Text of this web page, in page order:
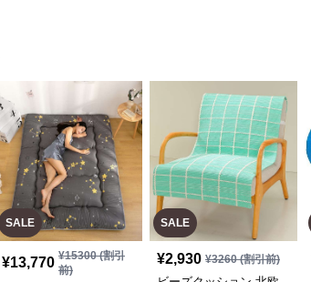
SALE
¥13,770 ¥15300(割引
前)
SALE
¥2,930 ¥3260(割引前)